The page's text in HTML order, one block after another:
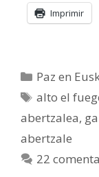
Imprimir
Categorías
Paz en
Etiquetas
alto el
abertzalea,
abertzale
22